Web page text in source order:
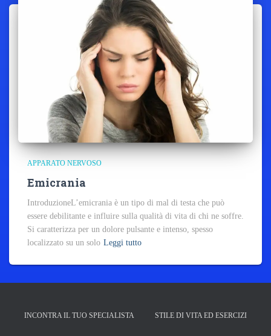
APPARATO NERVOSO
Emicrania
IntroduzioneL’emicrania è un tipo di mal di testa che può
essere debilitante e influire sulla qualità di vita di chi ne soffre.
Si caratterizza per un dolore pulsante e intenso, spesso
localizzato su un solo Leggi tutto
INCONTRA IL TUO SPECIALISTA STILE DI VITA ED ESERCIZI